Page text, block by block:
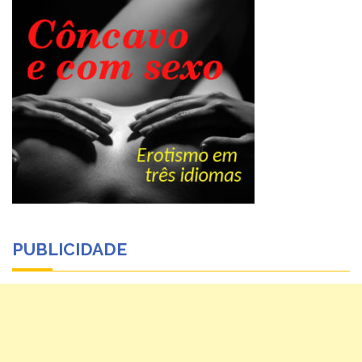
PUBLICIDADE